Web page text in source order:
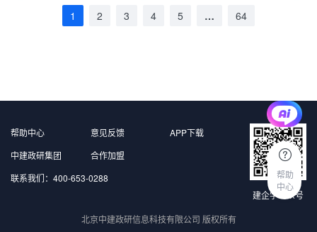
1 2 3 4 5 … 64
帮助中心 意见反馈
APP下载
中建政研集团
合作加盟
联系我们：400-653-0288
建企学公众号
北京中建政研信息科技有限公司 版权所有
帮助
中心